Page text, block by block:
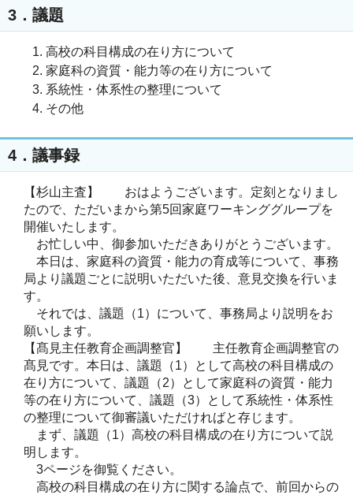
3．議題
高校の科目構成の在り方について
家庭科の資質・能力等の在り方について
系統性・体系性の整理について
その他
4．議事録
【杉山主査】 おはようございます。定刻となりまし
たので、ただいまから第5回家庭ワーキンググループを
開催いたします。
お忙しい中、御参加いただきありがとうございます。
本日は、家庭科の資質・能力の育成等について、事務
局より議題ごとに説明いただいた後、意見交換を行いま
す。
それでは、議題（1）について、事務局より説明をお
願いします。
【髙見主任教育企画調整官】 主任教育企画調整官の
髙見です。本日は、議題（1）として高校の科目構成の
在り方について、議題（2）として家庭科の資質・能力
等の在り方について、議題（3）として系統性・体系性
の整理について御審議いただければと存じます。
まず、議題（1）高校の科目構成の在り方について説
明します。
3ページを御覧ください。
高校の科目構成の在り方に関する論点で、前回からの